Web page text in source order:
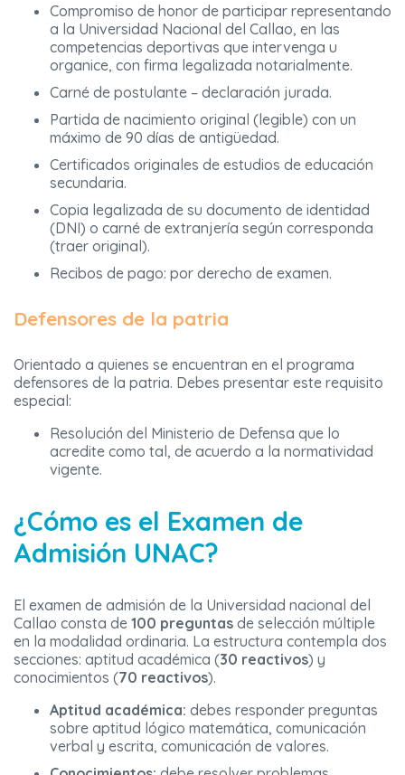
Compromiso de honor de participar representando
a la Universidad Nacional del Callao, en las
competencias deportivas que intervenga u
organice, con firma legalizada notarialmente.
Carné de postulante – declaración jurada.
Partida de nacimiento original (legible) con un
máximo de 90 días de antigüedad.
Certificados originales de estudios de educación
secundaria.
Copia legalizada de su documento de identidad
(DNI) o carné de extranjería según corresponda
(traer original).
Recibos de pago: por derecho de examen.
Defensores de la patria
Orientado a quienes se encuentran en el programa
defensores de la patria. Debes presentar este requisito
especial:
Resolución del Ministerio de Defensa que lo
acredite como tal, de acuerdo a la normatividad
vigente.
¿Cómo es el Examen de
Admisión UNAC?
El examen de admisión de la Universidad nacional del
Callao consta de 100 preguntas de selección múltiple
en la modalidad ordinaria. La estructura contempla dos
secciones: aptitud académica (30 reactivos) y
conocimientos (70 reactivos).
Aptitud académica: debes responder preguntas
sobre aptitud lógico matemática, comunicación
verbal y escrita, comunicación de valores.